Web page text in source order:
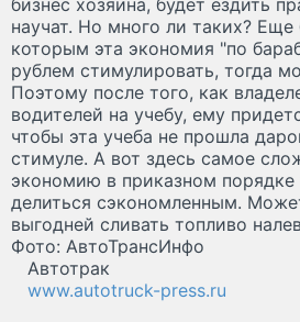
бизнес хозяина, будет ездить
научат. Но много ли таких? Еще
которым эта экономия "по
рублем стимулировать, тогда
Поэтому после того, как
водителей на учебу, ему
чтобы эта учеба не прошла
стимуле. А вот здесь самое
экономию в приказном порядке
делиться сэкономленным.
выгодней сливать топливо
Фото: АвтоТрансИнфо
Автотрак
www.autotruck-press.ru